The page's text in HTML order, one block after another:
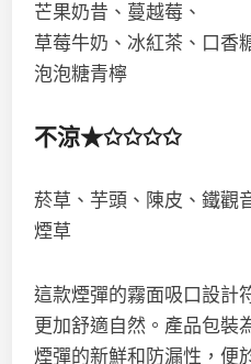
芒果奶昔、蔓越莓、
草莓牛奶、冰紅茶、口香
泡泡糖青檸
不涼★✩✩✩✩
菸草、芋頭、陳皮、鐵觀
煙草
這款煙彈的霧面吸口設計
更加舒適自然。產品包裝
煙彈的新鮮和防漏性，便